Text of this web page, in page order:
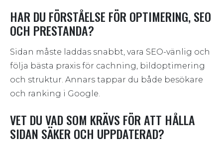
HAR DU FÖRSTÅELSE FÖR OPTIMERING, SEO
OCH PRESTANDA?
Sidan måste laddas snabbt, vara SEO-vänlig och
följa bästa praxis för cachning, bildoptimering
och struktur. Annars tappar du både besökare
och ranking i Google.
VET DU VAD SOM KRÄVS FÖR ATT HÅLLA
SIDAN SÄKER OCH UPPDATERAD?